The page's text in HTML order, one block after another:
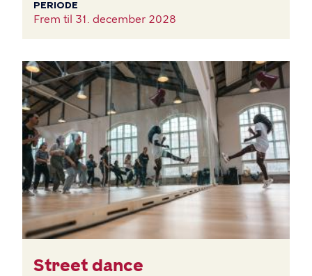
PERIODE
Frem til 31. december 2028
Street dance